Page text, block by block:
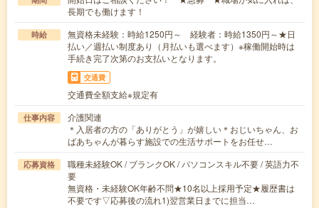
長期でも働けます！
時給
無資格未経験：時給1250円～ 経験者：時給1350円～★日
払い／週払い制度あり（月払いも選べます）※稼働開始時は
手続き完了次第のお支払いとなります。
交通費
交通費全額支給※規定有
仕事内容
介護関連
＊入居者の方の「ありがとう」が嬉しい＊おじいちゃん、お
ばあちゃんが暮らす施設での生活サポートをお任せ…
応募資格
職種未経験OK / ブランクOK / パソコンスキル不要 / 英語力不
要
無資格・未経験OK年齢不問★10名以上採用予定★履歴書は
不要です▽応募後の流れ1)翌営業日までに担当…